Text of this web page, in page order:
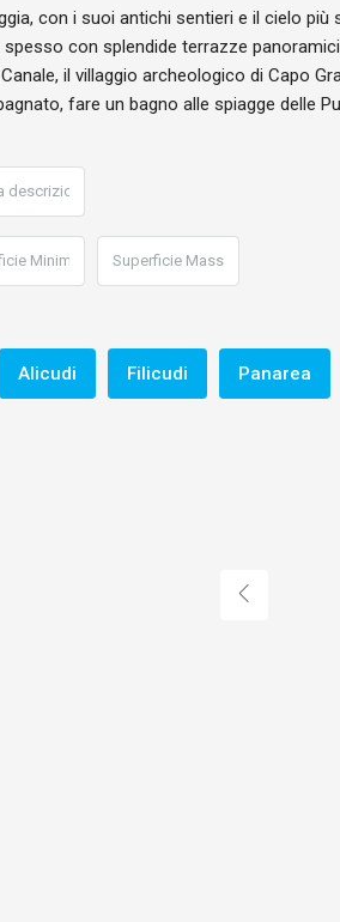
con i suoi antichi sentieri e il cielo
con splendide terrazze
il villaggio archeologico di Capo
fare un bagno alle spiagge delle
Alicudi Filicudi Panarea